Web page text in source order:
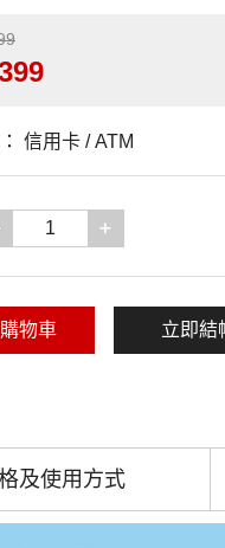
信用卡 / ATM
減少一項
物車 立即結
及使用方式